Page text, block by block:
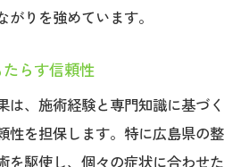
りを強めています。
らす信頼性
は、施術経験と専門知識に基づく
性を担保します。特に広島県の整
を駆使し、個々の症状に合わせた